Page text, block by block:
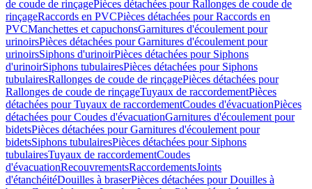
de coude de rinçagePièces détachées pour Rallonges de coude de
rinçageRaccords en PVCPièces détachées pour Raccords en
PVCManchettes et capuchonsGarnitures d'écoulement pour
urinoirsPièces détachées pour Garnitures d'écoulement pour
urinoirsSiphons d'urinoirPièces détachées pour Siphons
d'urinoirSiphons tubulairesPièces détachées pour Siphons
tubulairesRallonges de coude de rinçagePièces détachées pour
Rallonges de coude de rinçageTuyaux de raccordementPièces
détachées pour Tuyaux de raccordementCoudes d'évacuationPièces
détachées pour Coudes d'évacuationGarnitures d'écoulement pour
bidetsPièces détachées pour Garnitures d'écoulement pour
bidetsSiphons tubulairesPièces détachées pour Siphons
tubulairesTuyaux de raccordementCoudes
d'évacuationRecouvrementsRaccordementsJoints
d'étanchéitéDouilles à braserPièces détachées pour Douilles à